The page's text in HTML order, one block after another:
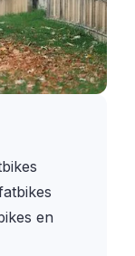
en